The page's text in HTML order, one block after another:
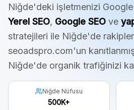
Niğde'deki işletmenizi
Yerel SEO, Google SEO ve
stratejileri ile Niğde'de
seoadspro.com'un
Niğde'de organik trafiğinizi
Niğde Nüfusu
500K+